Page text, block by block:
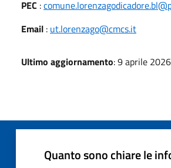
PEC :
Email : ut.lorenzago@cmcs.it
Ultimo aggiornamento: 9 aprile
Quanto sono chiare le